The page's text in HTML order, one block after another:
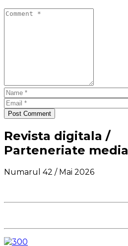
Post Comment
Revista digitala /
Parteneriate media
Numarul 42 / Mai 2026